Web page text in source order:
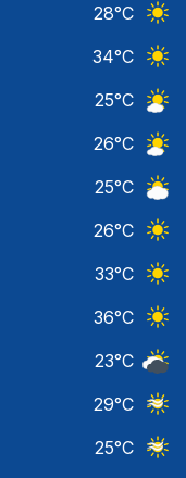
28°C
34°C
25°C
26°C
25°C
26°C
33°C
36°C
23°C
29°C
25°C